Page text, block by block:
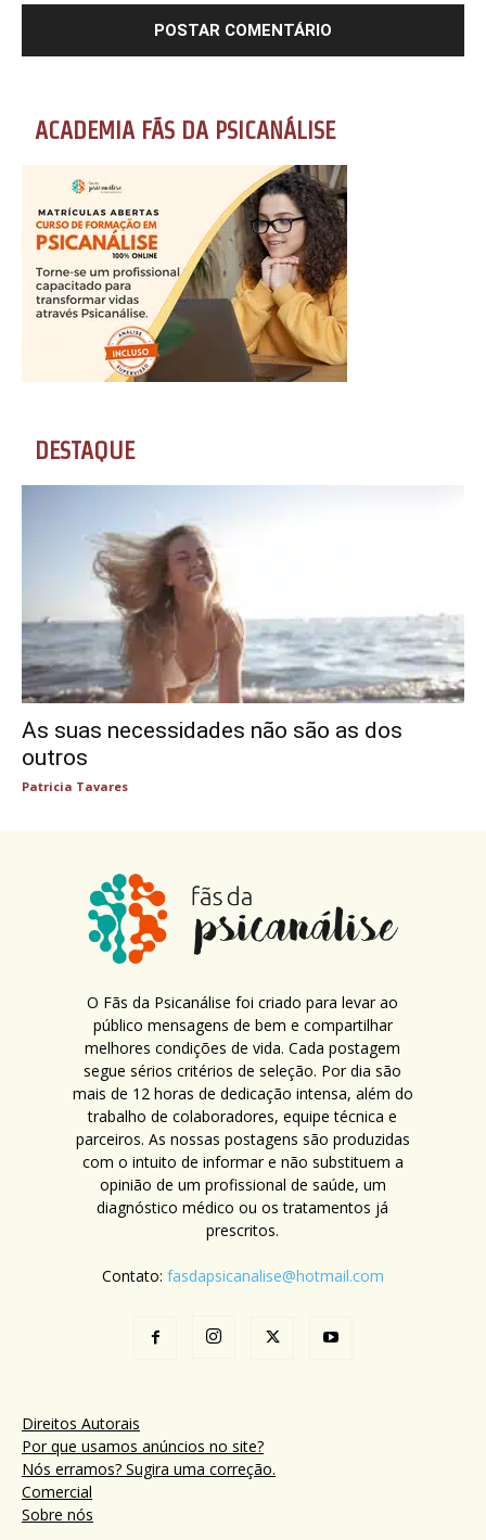
ACADEMIA FÃS DA PSICANÁLISE
DESTAQUE
As suas necessidades não são as dos
outros
Patricia Tavares
O Fãs da Psicanálise foi criado para levar ao
público mensagens de bem e compartilhar
melhores condições de vida. Cada postagem
segue sérios critérios de seleção. Por dia são
mais de 12 horas de dedicação intensa, além do
trabalho de colaboradores, equipe técnica e
parceiros. As nossas postagens são produzidas
com o intuito de informar e não substituem a
opinião de um profissional de saúde, um
diagnóstico médico ou os tratamentos já
prescritos.
Contato: fasdapsicanalise@hotmail.com
Direitos Autorais
Por que usamos anúncios no site?
Nós erramos? Sugira uma correção.
Comercial
Sobre nós